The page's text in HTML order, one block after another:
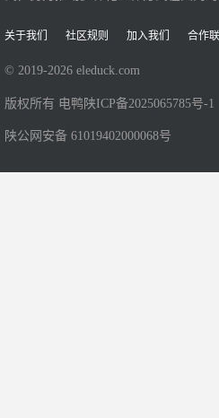
关于我们 社区规则 加入我们 合作
© 2019-2026 eleduck.com
版权所有 电鸭 陕ICP备2025065785号-1
陕公网安备 61019402000068号